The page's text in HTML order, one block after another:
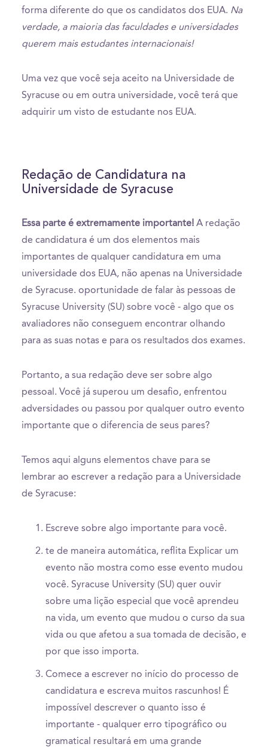
forma diferente do que os candidatos dos EUA. Na
verdade, a maioria das faculdades e universidades
querem mais estudantes internacionais!
Uma vez que você seja aceito na Universidade de
Syracuse ou em outra universidade, você terá que
adquirir um visto de estudante nos EUA.
Redação de Candidatura na
Universidade de Syracuse
Essa parte é extremamente importante! A redação
de candidatura é um dos elementos mais
importantes de qualquer candidatura em uma
universidade dos EUA, não apenas na Universidade
de Syracuse. oportunidade de falar às pessoas de
Syracuse University (SU) sobre você - algo que os
avaliadores não conseguem encontrar olhando
para as suas notas e para os resultados dos exames.
Portanto, a sua redação deve ser sobre algo
pessoal. Você já superou um desafio, enfrentou
adversidades ou passou por qualquer outro evento
importante que o diferencia de seus pares?
Temos aqui alguns elementos chave para se
lembrar ao escrever a redação para a Universidade
de Syracuse:
Escreve sobre algo importante para você.
te de maneira automática, reflita Explicar um
evento não mostra como esse evento mudou
você. Syracuse University (SU) quer ouvir
sobre uma lição especial que você aprendeu
na vida, um evento que mudou o curso da sua
vida ou que afetou a sua tomada de decisão, e
por que isso importa.
Comece a escrever no início do processo de
candidatura e escreva muitos rascunhos! É
impossível descrever o quanto isso é
importante - qualquer erro tipográfico ou
gramatical resultará em uma grande